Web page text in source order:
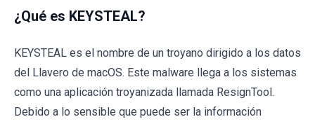
¿Qué es KEYSTEAL?
KEYSTEAL es el nombre de un troyano dirigido a los datos
del Llavero de macOS. Este malware llega a los sistemas
como una aplicación troyanizada llamada ResignTool.
Debido a lo sensible que puede ser la información